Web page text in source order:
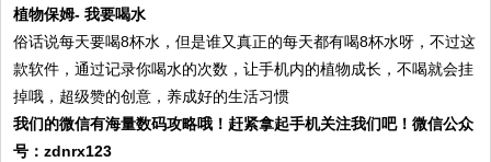
植物保姆- 我要喝水
俗话说每天要喝8杯水，但是谁又真正的每天都有喝8杯水呀，不过这
款软件，通过记录你喝水的次数，让手机内的植物成长，不喝就会挂
掉哦，超级赞的创意，养成好的生活习惯
我们的微信有海量数码攻略哦！赶紧拿起手机关注我们吧！微信公众
号：zdnrx123